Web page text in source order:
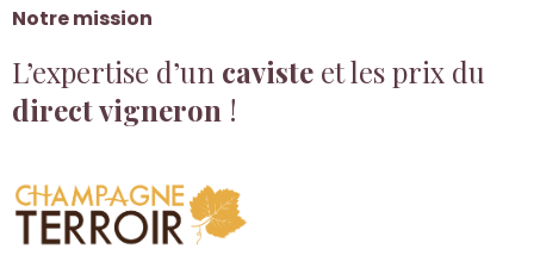
Notre mission
L’expertise d’un caviste et les prix du
direct vigneron !